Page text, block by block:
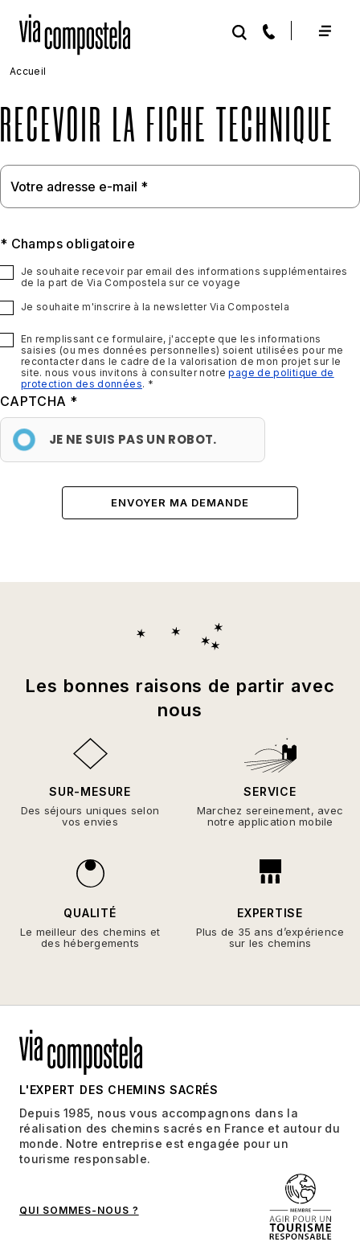
Accueil
RECEVOIR LA FICHE TECHNIQUE
* Champs obligatoire
Je souhaite recevoir par email des informations supplémentaires
de la part de Via Compostela sur ce voyage
Je souhaite m'inscrire à la newsletter Via Compostela
En remplissant ce formulaire, j'accepte que les informations
saisies (ou mes données personnelles) soient utilisées pour me
recontacter dans le cadre de la valorisation de mon projet sur le
site. nous vous invitons à consulter notrepage de politique de
protection des données.
CAPTCHA
JE NE SUIS PAS UN ROBOT.
Les bonnes raisons de partir avec
nous
SUR-MESURE
Des séjours uniques selon
vos envies
SERVICE
Marchez sereinement, avec
notre application mobile
QUALITÉ
Le meilleur des chemins et
des hébergements
EXPERTISE
Plus de 35 ans d’expérience
sur les chemins
L'EXPERT DES CHEMINS SACRÉS
Depuis 1985, nous vous accompagnons dans la
réalisation des chemins sacrés en France et autour du
monde. Notre entreprise est engagée pour un
tourisme responsable.
QUI SOMMES-NOUS ?